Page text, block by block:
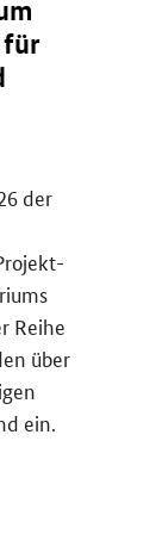
für
der
Reihe
über
ein.